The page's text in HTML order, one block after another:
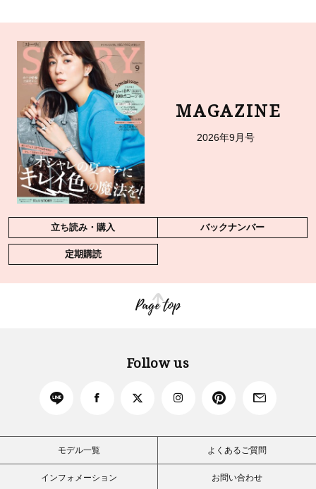
MAGAZINE
2026年9月号
立ち読み・購入 バックナンバー
定期購読
Page top
Follow us
モデル一覧 よくあるご質問
インフォメーション お問い合わせ